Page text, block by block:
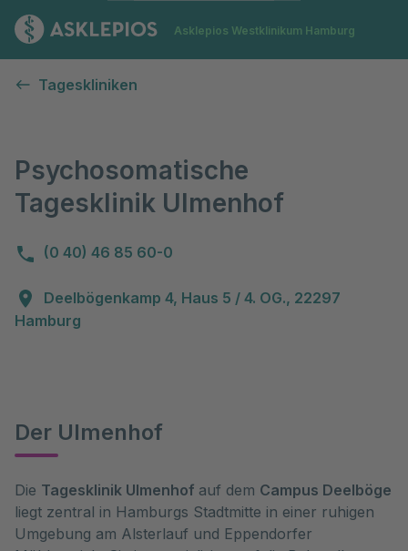
Zur Startseite
Asklepios Westklinikum Hamburg
Tageskliniken
Psychosomatische
Tagesklinik Ulmenhof
(0 40) 46 85 60-0
Deelbögenkamp 4, Haus 5 / 4. OG., 22297
Hamburg
Der Ulmenhof
Die Tagesklinik Ulmenhof auf dem Campus Deelböge
liegt zentral in Hamburgs Stadtmitte in einer ruhigen
Umgebung am Alsterlauf und Eppendorfer